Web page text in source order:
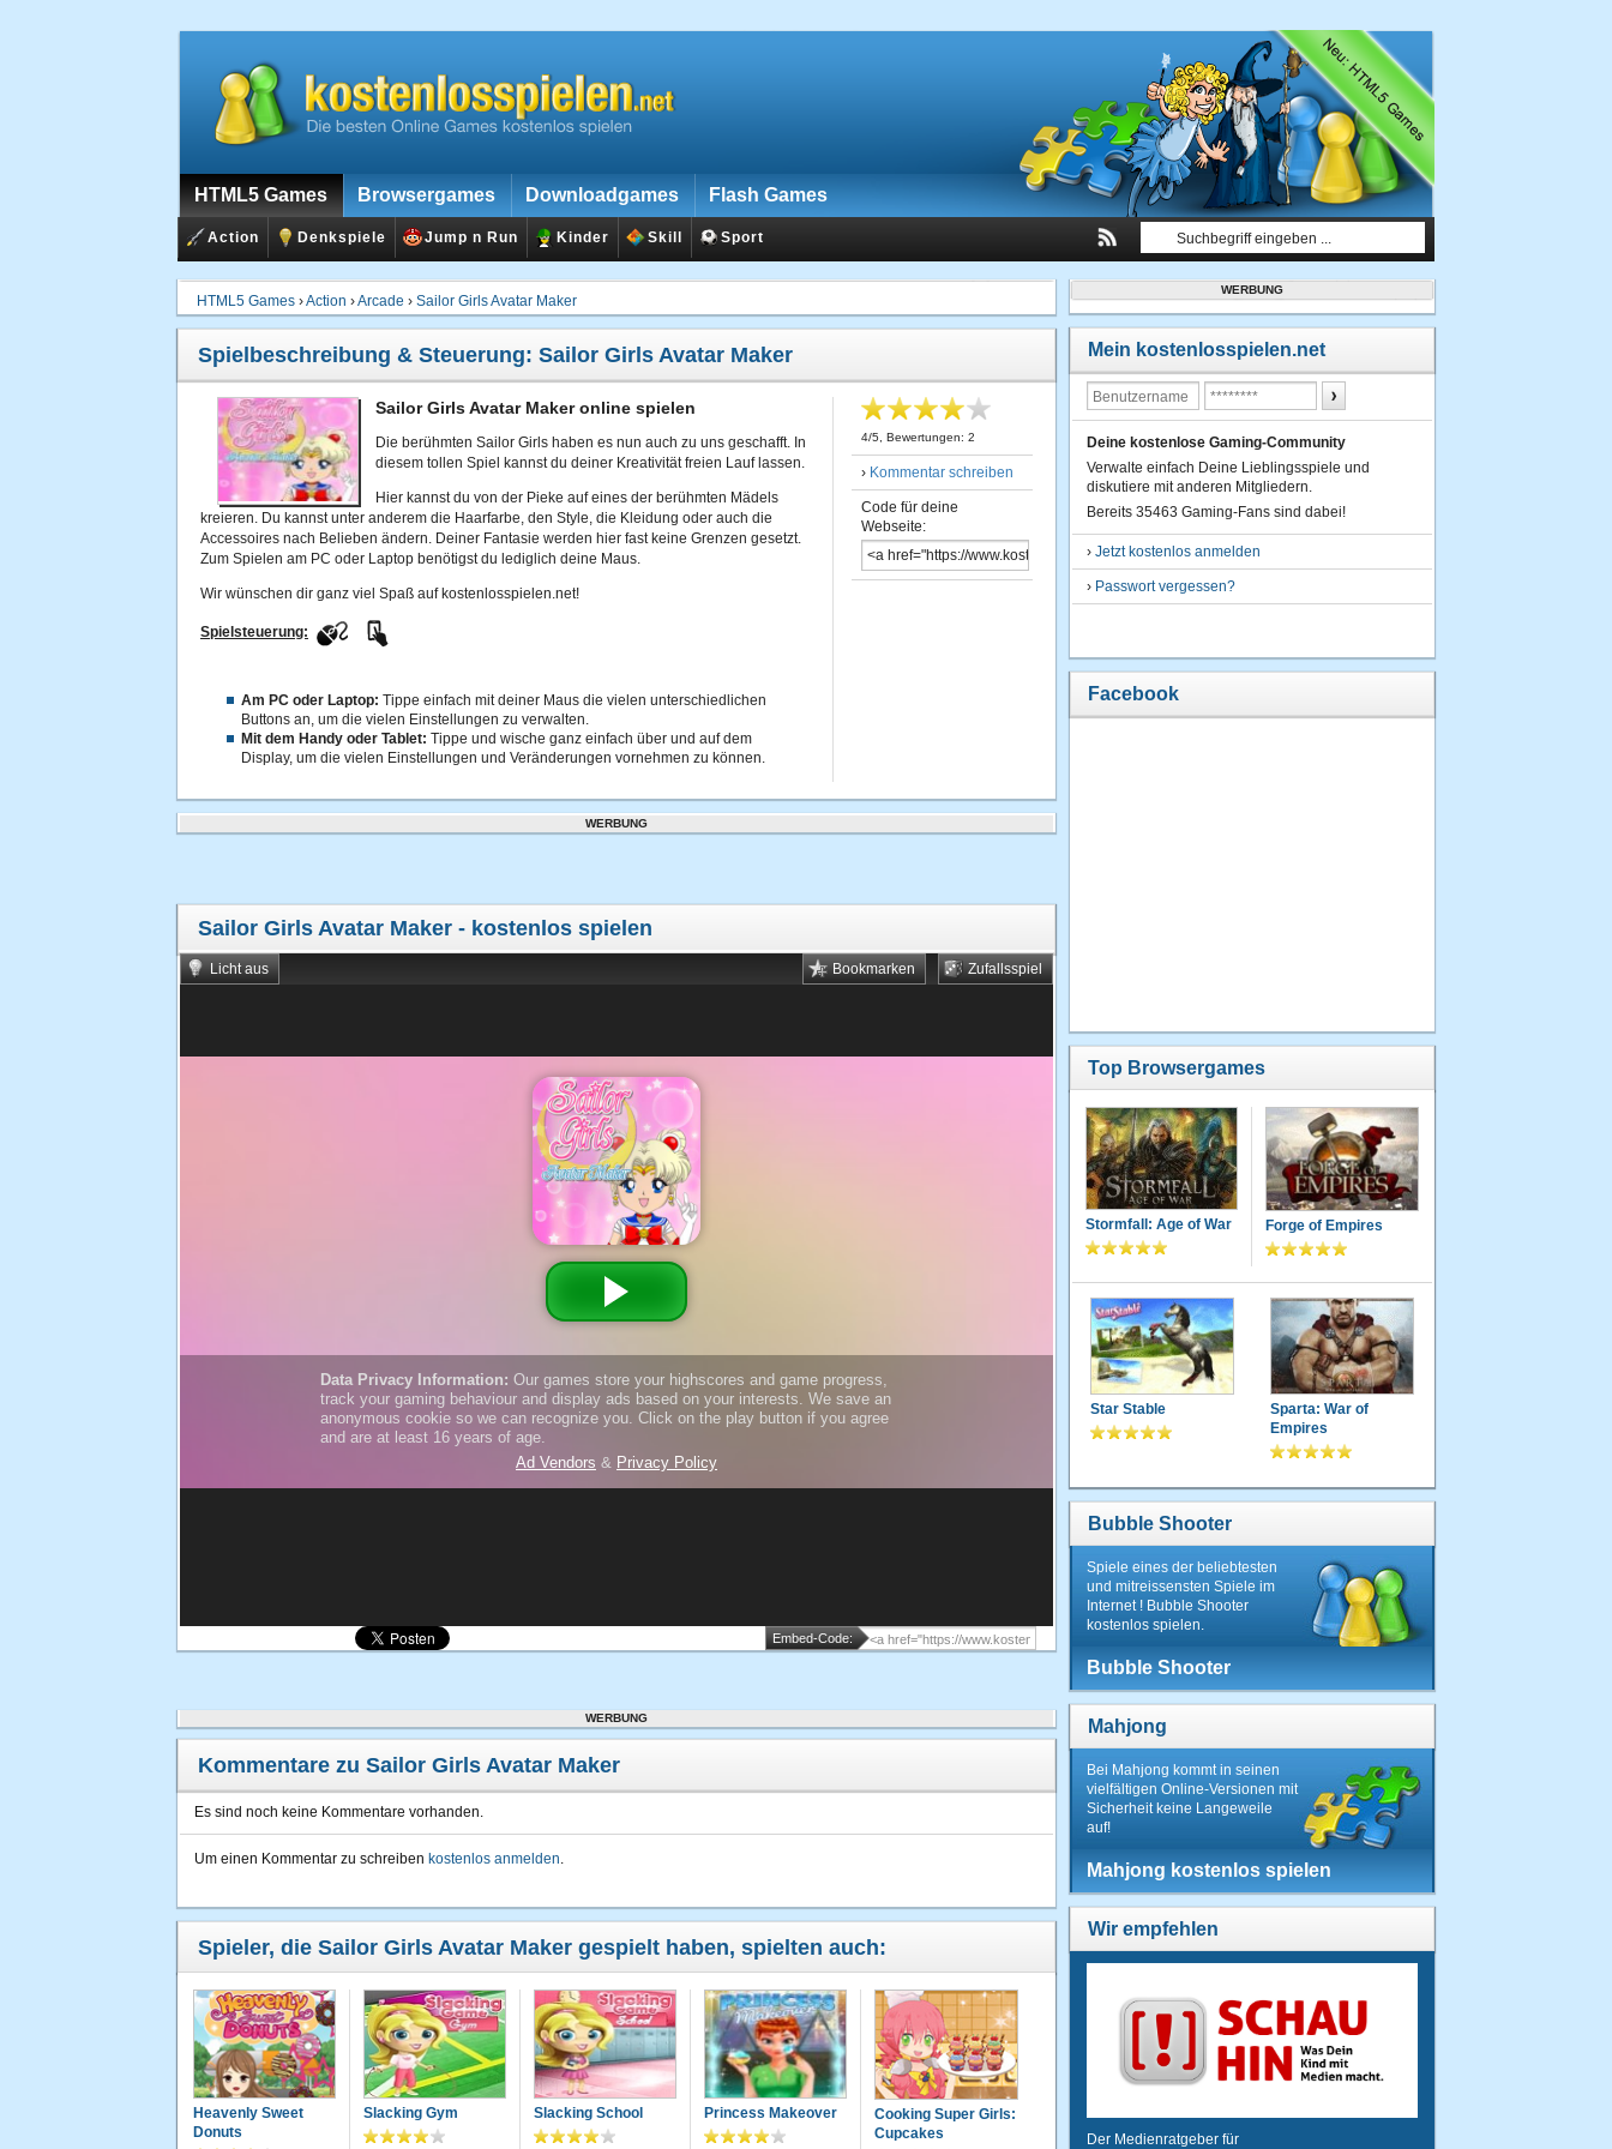
HTML5 Games Browsergames Downloadgames Flash Games
Action Denkspiele Jump n Run Kinder Skill Sport
HTML5 Games ›Action ›Arcade › Sailor Girls Avatar Maker
Spielbeschreibung & Steuerung: Sailor Girls Avatar Maker
Sailor Girls Avatar Maker online spielen
Die berühmten Sailor Girls haben es nun auch zu uns geschafft. In
diesem tollen Spiel kannst du deiner Kreativität freien Lauf lassen.
Hier kannst du von der Pieke auf eines der berühmten Mädels
kreieren. Du kannst unter anderem die Haarfarbe, den Style, die Kleidung oder auch die
Accessoires nach Belieben ändern. Deiner Fantasie werden hier fast keine Grenzen gesetzt.
Zum Spielen am PC oder Laptop benötigst du lediglich deine Maus.
Wir wünschen dir ganz viel Spaß auf kostenlosspielen.net!
Spielsteuerung:
Am PC oder Laptop: Tippe einfach mit deiner Maus die vielen unterschiedlichen
Buttons an, um die vielen Einstellungen zu verwalten.
Mit dem Handy oder Tablet: Tippe und wische ganz einfach über und auf dem
Display, um die vielen Einstellungen und Veränderungen vornehmen zu können.
4/5 , Bewertungen: 2
› Kommentar schreiben
Code für deine
Webseite:
WERBUNG
Sailor Girls Avatar Maker - kostenlos spielen
Licht aus Zufallsspiel
Bookmarken
Embed-Code:
WERBUNG
Kommentare zu Sailor Girls Avatar Maker
Es sind noch keine Kommentare vorhanden.
Um einen Kommentar zu schreiben kostenlos anmelden.
Spieler, die Sailor Girls Avatar Maker gespielt haben, spielten auch:
Heavenly Sweet
Donuts
Slacking Gym Slacking School Princess Makeover
Cooking Super Girls:
Cupcakes
WERBUNG
Mein kostenlosspielen.net
Deine kostenlose Gaming-Community
Verwalte einfach Deine Lieblingsspiele und
diskutiere mit anderen Mitgliedern.
Bereits 35463 Gaming-Fans sind dabei!
› Jetzt kostenlos anmelden
› Passwort vergessen?
Facebook
Top Browsergames
Stormfall: Age of War Forge of Empires
Star Stable
Sparta: War of
Empires
Bubble Shooter
Spiele eines der beliebtesten
und mitreissensten Spiele im
Internet ! Bubble Shooter
kostenlos spielen.
Bubble Shooter
Mahjong
Bei Mahjong kommt in seinen
vielfältigen Online-Versionen mit
Sicherheit keine Langeweile
auf!
Mahjong kostenlos spielen
Wir empfehlen
Der Medienratgeber für